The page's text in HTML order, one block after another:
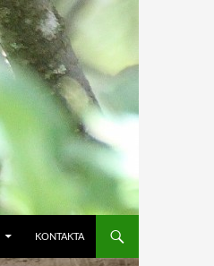
KONTAKTA